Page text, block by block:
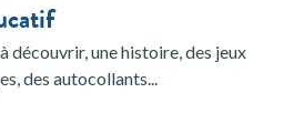
découvrir, une histoire, des jeux
des autocollants...